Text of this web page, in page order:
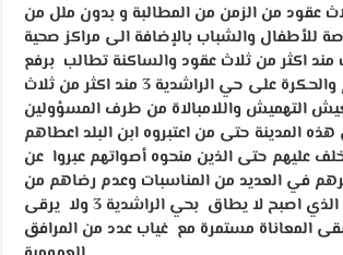
عقود من الزمن من المطالبة و بدون ملل من
للأطفال والشباب بالإضافة الى مراكز صحية
مند اكثر من ثلاث عقود والساكنة تطالب برفع
الحيف والظلم والحكرة على حي الراشدية 3 مند اكثر من ثلاث
التهميش واللامبالاة من طرف المسؤولين
هذه المدينة حتى من اعتبروه ابن البلد اعطاهم
عليهم حتى الذين منحوه أصواتهم عبروا عن
في العديد من المناسبات وعدم رضاهم من
هذا الوضع الذي اصبح لا يطاق بحي الراشدية 3 ولا يرقى
المعاناة مستمرة مع غياب عدد من المرافق